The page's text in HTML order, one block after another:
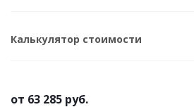
Калькулятор стоимости
от 63 285 руб.